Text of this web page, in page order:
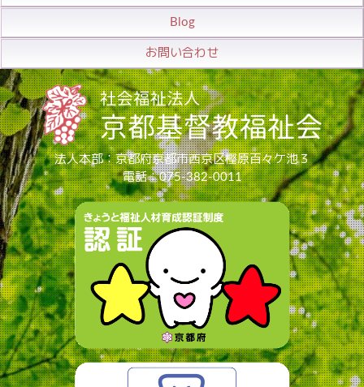
Blog
お問い合わせ
法人本部：京都府京都市西京区樫原百々ケ池３
電話：075-382-0011